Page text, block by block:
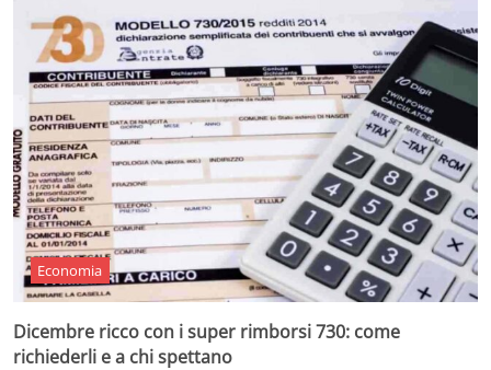
Economia
Dicembre ricco con i super rimborsi 730: come
richiederli e a chi spettano